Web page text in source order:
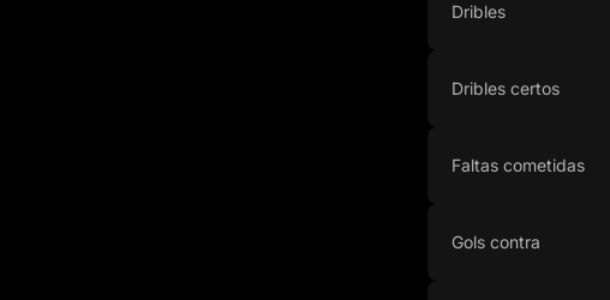
Dribles
Dribles certos
Faltas cometidas
Gols contra